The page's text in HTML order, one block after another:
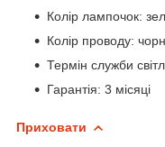
Колір лампочок:
Колір проводу:
Термін служби
Гарантія: 3 місяці
Приховати